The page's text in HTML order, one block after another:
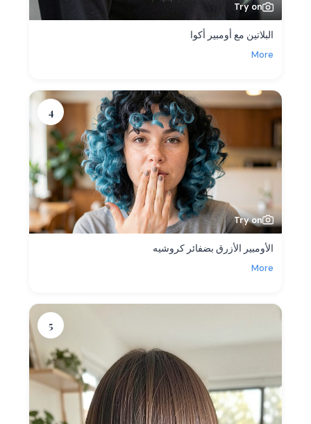
Try on
البلاتين مع أومبير أكوا
More
4
Try on
الأومبير الأزرق بضفائر كروشيه
More
5